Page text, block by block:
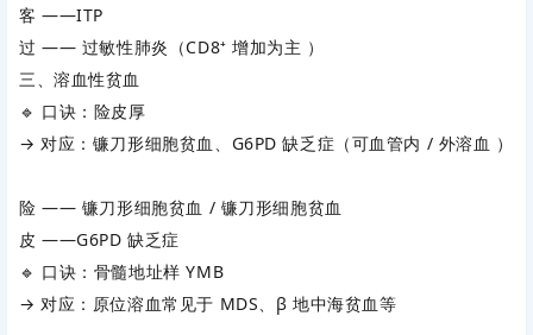
客 ——ITP
过 —— 过敏性肺炎（CD8⁺ 增加为主 ）
三、溶血性贫血
🔹 口诀：险皮厚
→ 对应：镰刀形细胞贫血、G6PD 缺乏症（可血管内 / 外溶血 ）
险 —— 镰刀形细胞贫血 / 镰刀形细胞贫血
皮 ——G6PD 缺乏症
🔹 口诀：骨髓地址样 YMB
→ 对应：原位溶血常见于 MDS、β 地中海贫血等